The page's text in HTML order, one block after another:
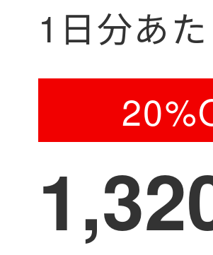
1日分あた